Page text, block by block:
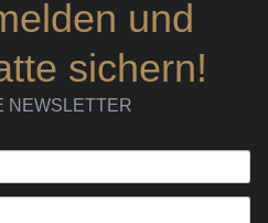
und
sichern!
NEWSLETTER